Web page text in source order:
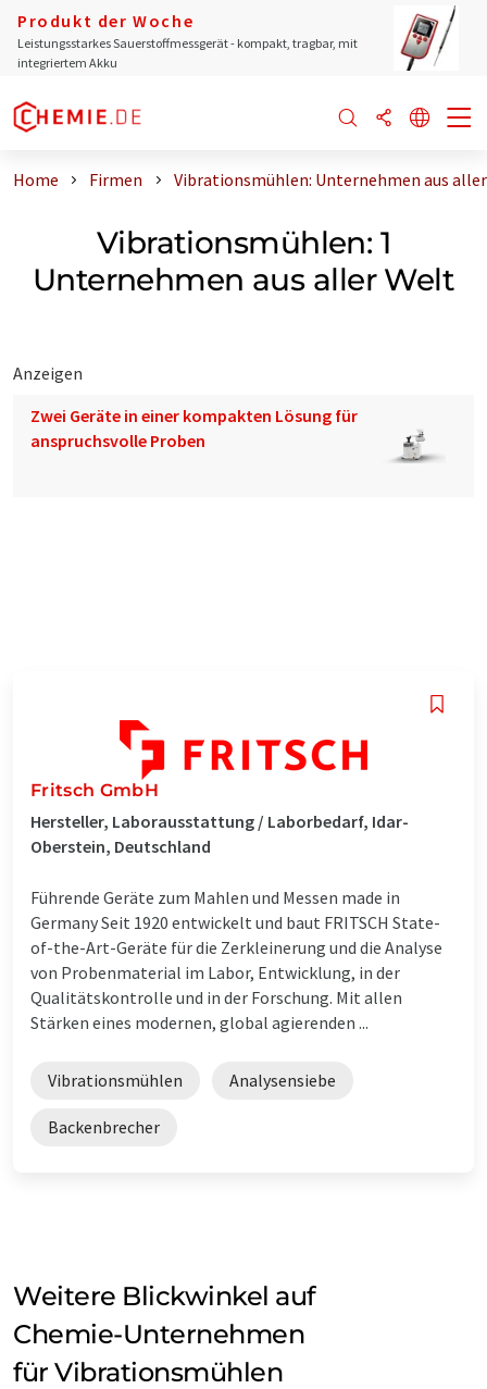
Produkt der Woche
Leistungsstarkes Sauerstoffmessgerät - kompakt, tragbar, mit
integriertem Akku
Home Firmen Vibrationsmühlen: Unternehmen aus
Vibrationsmühlen: 1
Unternehmen aus aller Welt
Anzeigen
Zwei Geräte in einer kompakten Lösung für
anspruchsvolle Proben
Fritsch GmbH
Hersteller, Laborausstattung / Laborbedarf, Idar-
Oberstein, Deutschland
Führende Geräte zum Mahlen und Messen made in
Germany Seit 1920 entwickelt und baut FRITSCH State-
of-the-Art-Geräte für die Zerkleinerung und die Analyse
von Probenmaterial im Labor, Entwicklung, in der
Qualitätskontrolle und in der Forschung. Mit allen
Stärken eines modernen, global agierenden ...
Vibrationsmühlen Analysensiebe
Backenbrecher
Weitere Blickwinkel auf
Chemie-Unternehmen
für Vibrationsmühlen